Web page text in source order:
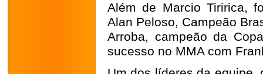
Além de Marcio Tiririca,
Alan Peloso, Campeão
Arroba, campeão da
sucesso no MMA com